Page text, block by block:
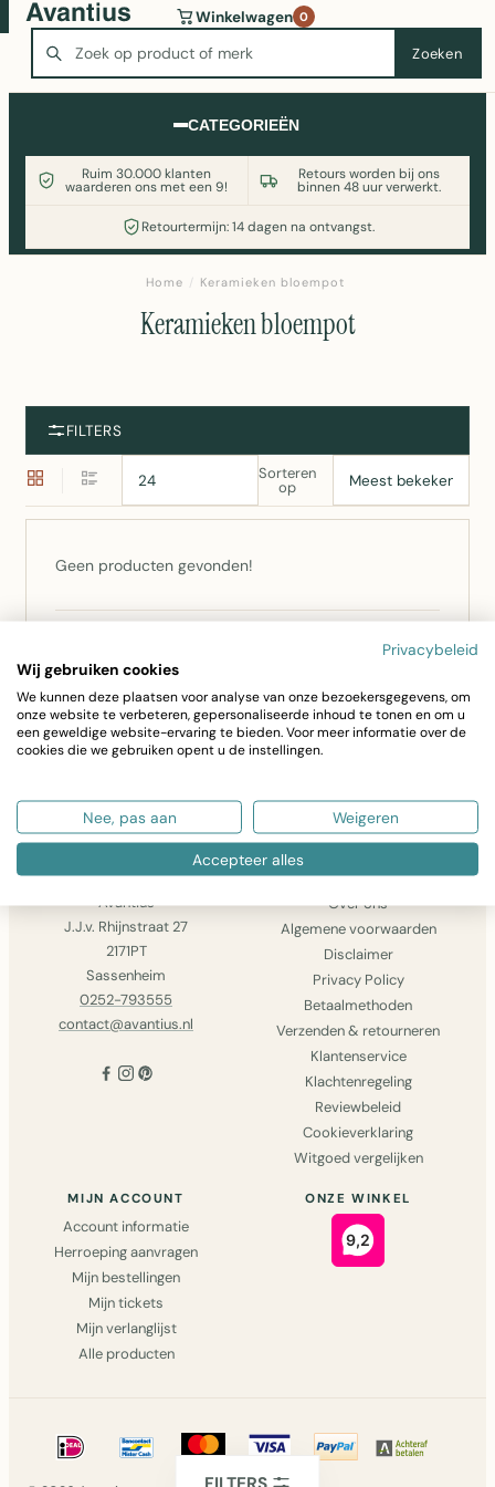
Zoeken
Winkelwagen 0
CATEGORIEËN
Ruim 30.000 klanten
waarderen ons met een 9!
Retours worden bij ons
binnen 48 uur verwerkt.
Retourtermijn: 14 dagen na ontvangst.
Wasmachine of koelkast nodig? Vergelijk alle prijzen op
Witgoedaanbod.nl
Home / Keramieken bloempot
Keramieken bloempot
FILTERS
Sorteren
op
Geen producten gevonden!
0252 –
793555ofstuur een bericht
op.
AVANTIUS
Avantius
J.J.v. Rhijnstraat 27
2171PT
Sassenheim
0252-793555
contact@avantius.nl
INFORMATIE
Over ons
Algemene voorwaarden
Disclaimer
Privacy Policy
Betaalmethoden
Verzenden & retourneren
Klantenservice
Klachtenregeling
Reviewbeleid
Cookieverklaring
Witgoed vergelijken
MIJN ACCOUNT
Account informatie
Herroeping aanvragen
Mijn bestellingen
Mijn tickets
Mijn verlanglijst
Alle producten
ONZE WINKEL
Privacybeleid
Wij gebruiken cookies
We kunnen deze plaatsen voor analyse van onze bezoekersgegevens, om
onze website te verbeteren, gepersonaliseerde inhoud te tonen en om u
een geweldige website-ervaring te bieden. Voor meer informatie over de
cookies die we gebruiken opent u de instellingen.
Nee, pas aan Weigeren
Accepteer alles